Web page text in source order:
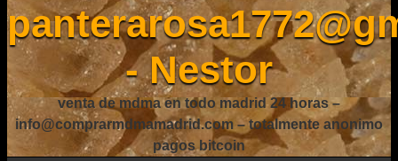
- Nestor
venta de mdma en todo madrid 24 horas –
info@comprarmdmamadrid.com – totalmente anonimo
pagos bitcoin